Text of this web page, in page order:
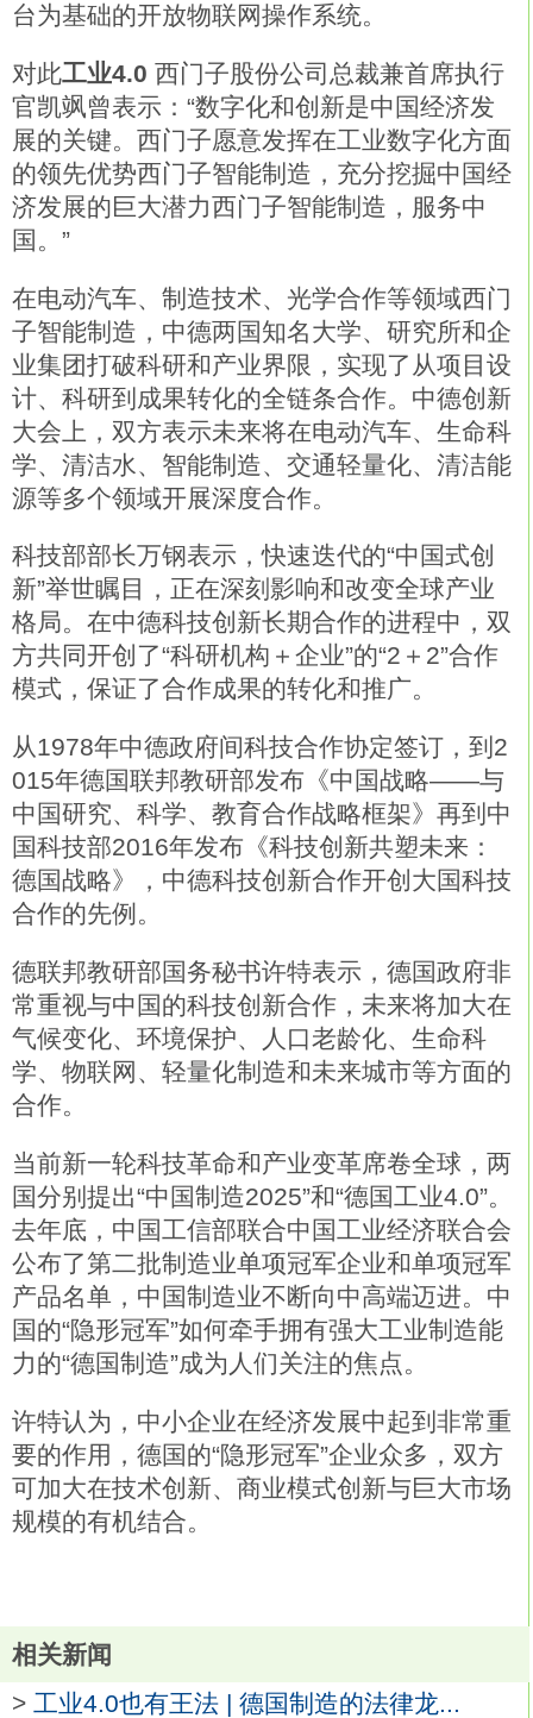
台为基础的开放物联网操作系统。
对此工业4.0 西门子股份公司总裁兼首席执行
官凯飒曾表示：“数字化和创新是中国经济发
展的关键。西门子愿意发挥在工业数字化方面
的领先优势西门子智能制造，充分挖掘中国经
济发展的巨大潜力西门子智能制造，服务中
国。”
在电动汽车、制造技术、光学合作等领域西门
子智能制造，中德两国知名大学、研究所和企
业集团打破科研和产业界限，实现了从项目设
计、科研到成果转化的全链条合作。中德创新
大会上，双方表示未来将在电动汽车、生命科
学、清洁水、智能制造、交通轻量化、清洁能
源等多个领域开展深度合作。
科技部部长万钢表示，快速迭代的“中国式创
新”举世瞩目，正在深刻影响和改变全球产业
格局。在中德科技创新长期合作的进程中，双
方共同开创了“科研机构＋企业”的“2＋2”合作
模式，保证了合作成果的转化和推广。
从1978年中德政府间科技合作协定签订，到2
015年德国联邦教研部发布《中国战略——与
中国研究、科学、教育合作战略框架》再到中
国科技部2016年发布《科技创新共塑未来：
德国战略》，中德科技创新合作开创大国科技
合作的先例。
德联邦教研部国务秘书许特表示，德国政府非
常重视与中国的科技创新合作，未来将加大在
气候变化、环境保护、人口老龄化、生命科
学、物联网、轻量化制造和未来城市等方面的
合作。
当前新一轮科技革命和产业变革席卷全球，两
国分别提出“中国制造2025”和“德国工业4.0”。
去年底，中国工信部联合中国工业经济联合会
公布了第二批制造业单项冠军企业和单项冠军
产品名单，中国制造业不断向中高端迈进。中
国的“隐形冠军”如何牵手拥有强大工业制造能
力的“德国制造”成为人们关注的焦点。
许特认为，中小企业在经济发展中起到非常重
要的作用，德国的“隐形冠军”企业众多，双方
可加大在技术创新、商业模式创新与巨大市场
规模的有机结合。
相关新闻
> 工业4.0也有王法 | 德国制造的法律龙...